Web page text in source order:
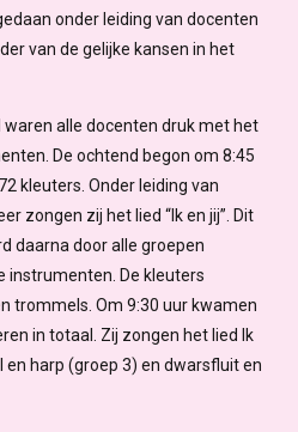
onder leiding van docenten
van de gelijke kansen in het
alle docenten druk met het
De ochtend begon om 8:45
kleuters. Onder leiding van
zongen zij het lied “Ik en jij”. Dit
daarna door alle groepen
instrumenten. De kleuters
trommels. Om 9:30 uur kwamen
in totaal. Zij zongen het lied Ik
harp (groep 3) en dwarsfluit en